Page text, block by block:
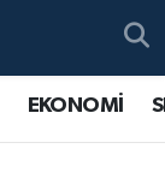
EKONOMİ